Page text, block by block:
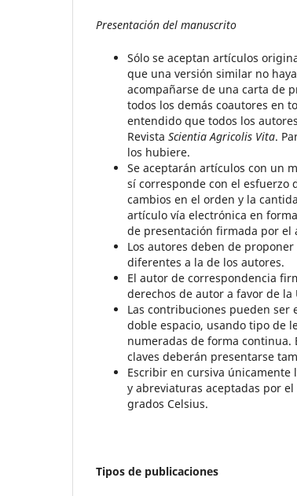
Presentación del manuscrito
Sólo se aceptan artículos
que una versión similar no
acompañarse de una carta de
todos los demás coautores en
entendido que todos los
Revista Scientia Agricolis Vita.
los hubiere.
Se aceptarán artículos con un
sí corresponde con el esfuerzo
cambios en el orden y la
artículo vía electrónica en
de presentación firmada por el
Los autores deben de
diferentes a la de los autores.
El autor de correspondencia
derechos de autor a favor de la
Las contribuciones pueden ser
doble espacio, usando tipo de
numeradas de forma continua.
claves deberán presentarse
Escribir en cursiva
y abreviaturas aceptadas por
grados Celsius.
Tipos de publicaciones